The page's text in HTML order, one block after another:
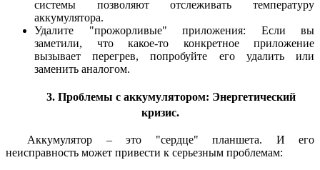
системы позволяют отслеживать температуру
аккумулятора.
Удалите "прожорливые" приложения: Если вы
заметили, что какое-то конкретное приложение
вызывает перегрев, попробуйте его удалить или
заменить аналогом.
3. Проблемы с аккумулятором: Энергетический
кризис.
Аккумулятор – это "сердце" планшета. И его
неисправность может привести к серьезным проблемам: